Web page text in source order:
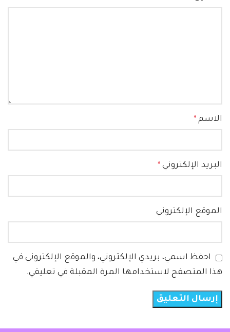
الاسم *
البريد الإلكتروني *
الموقع الإلكتروني
احفظ اسمي، بريدي الإلكتروني، والموقع الإلكتروني في
هذا المتصفح لاستخدامها المرة المقبلة في تعليقي.